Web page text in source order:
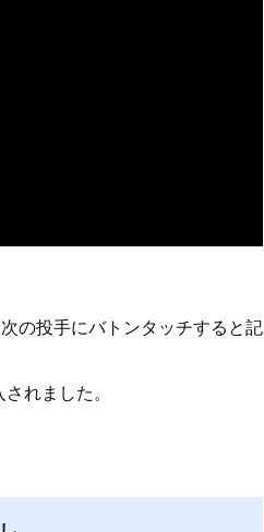
の投手にバトンタッチすると記
れました。